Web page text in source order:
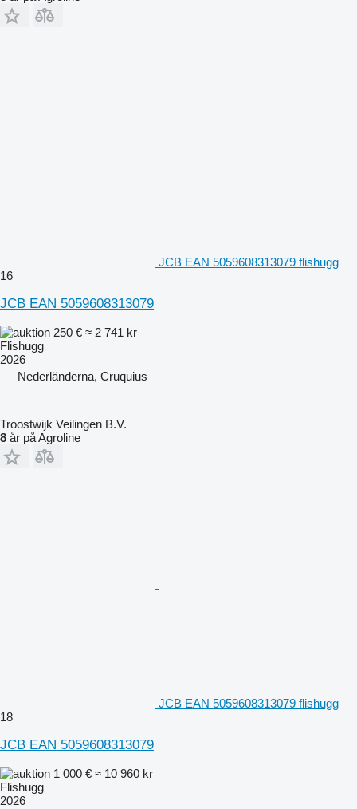
JCB EAN 5059608313079 flishugg
16
JCB EAN 5059608313079
250 € ≈ 2 741 kr
Flishugg
2026
Nederländerna, Cruquius
Troostwijk Veilingen B.V.
8 år på Agroline
JCB EAN 5059608313079 flishugg
18
JCB EAN 5059608313079
1 000 € ≈ 10 960 kr
Flishugg
2026